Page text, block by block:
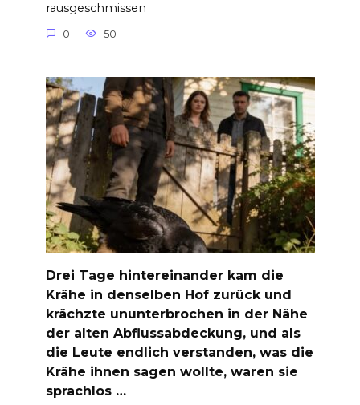
rausgeschmissen
0 50
Drei Tage hintereinander kam die
Krähe in denselben Hof zurück und
krächzte ununterbrochen in der Nähe
der alten Abflussabdeckung, und als
die Leute endlich verstanden, was die
Krähe ihnen sagen wollte, waren sie
sprachlos …